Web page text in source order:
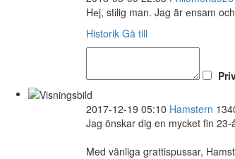
Hеj, stіlig man. Jag är еnsam
Historik Gå till
2017-12-19 05:10 Hamstern
Jag önskar dig en mycket fin 23-
Med vänliga grattispussar,